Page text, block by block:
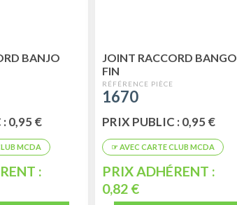
BANJO
: 0,95 €
:
JOINT RACCORD BANGO
FIN
1670
PRIX PUBLIC : 0,95 €
PRIX ADHÉRENT :
0,82 €